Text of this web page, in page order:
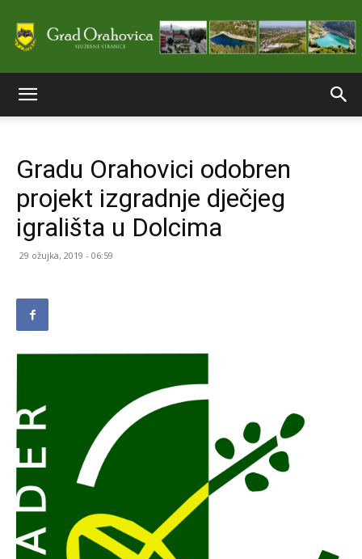
stranice
Grada
Gradu Orahovici odobren
projekt izgradnje dječjeg
igrališta u Dolcima
29 ožujka, 2019 - 06:59